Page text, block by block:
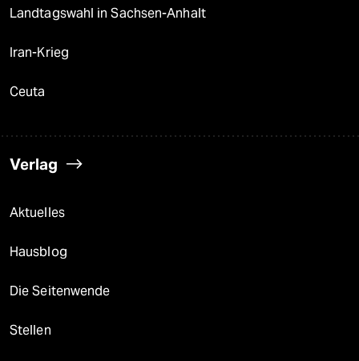
Landtagswahl in Sachsen-Anhalt
Iran-Krieg
Ceuta
Verlag
Aktuelles
Hausblog
Die Seitenwende
Stellen